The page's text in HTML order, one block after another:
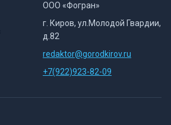
ООО «Фогран»
г. Киров, ул.Молодой Гвардии,
д.82
redaktor@gorodkirov.ru
+7(922)923-82-09